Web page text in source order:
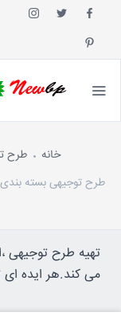
خانه طرح
تهیه طرح توجیهی
می کند.هر ایده ای